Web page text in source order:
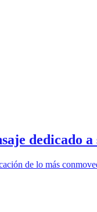
dedicado
de lo más